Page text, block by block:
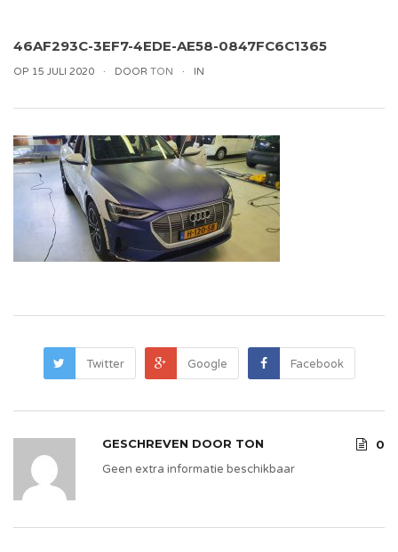
46AF293C-3EF7-4EDE-AE58-0847FC6C1365
OP 15 JULI 2020 DOOR TON IN
Twitter Google Facebook
GESCHREVEN DOOR TON
0
Geen extra informatie beschikbaar